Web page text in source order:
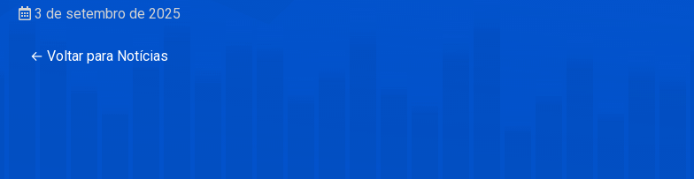
3 de setembro de 2025
← Voltar para Notícias